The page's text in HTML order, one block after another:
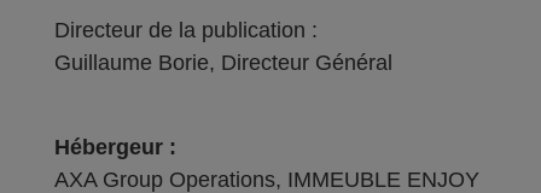
Directeur de la publication :
Guillaume Borie, Directeur Général
Hébergeur :
AXA Group Operations, IMMEUBLE ENJOY